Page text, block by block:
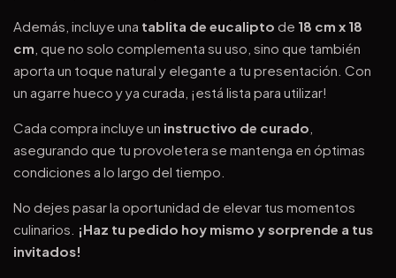
Además, incluye una tablita de eucalipto de 18 cm x 18
cm , que no solo complementa su uso, sino que también
aporta un toque natural y elegante a tu presentación. Con
un agarre hueco y ya curada, ¡está lista para utilizar!
Cada compra incluye un instructivo de curado
asegurando que tu provoletera se mantenga en óptimas
condiciones a lo largo del tiempo.
No dejes pasar la oportunidad de elevar tus momentos
culinarios. ¡Haz tu pedido hoy mismo y sorprende a tus
invitados!